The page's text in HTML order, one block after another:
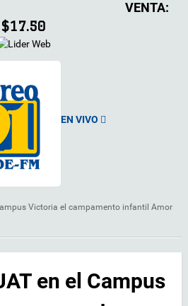
VENTA:
$17.50
EN VIVO
Victoria el campamento infantil Amor
en el Campus